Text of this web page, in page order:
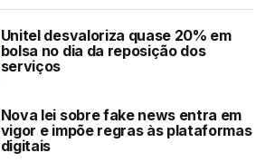
Unitel desvaloriza quase 20% em
bolsa no dia da reposição dos
serviços
Nova lei sobre fake news entra em
vigor e impõe regras às plataformas
digitais